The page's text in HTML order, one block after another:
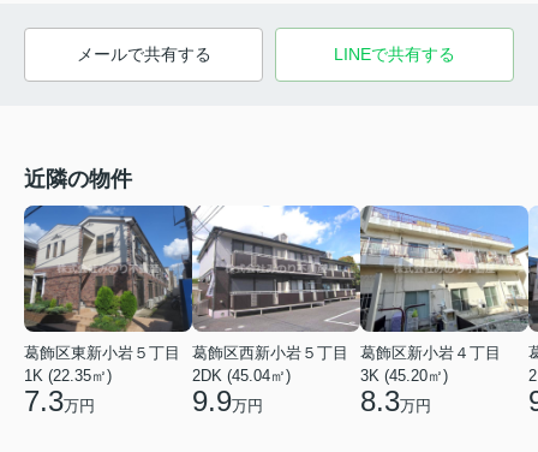
メールで共有する LINEで共有する
近隣の物件
葛飾区東新小岩５丁目
1K (22.35㎡)
7.3万円
葛飾区西新小岩５丁目
2DK (45.04㎡)
9.9万円
葛飾区新小岩４丁目
3K (45.20㎡)
8.3万円